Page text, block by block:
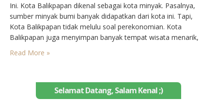
Ini. Kota Balikpapan dikenal sebagai kota minyak. Pasalnya,
sumber minyak bumi banyak didapatkan dari kota ini. Tapi,
Kota Balikpapan tidak melulu soal perekonomian. Kota
Balikpapan juga menyimpan banyak tempat wisata menarik,
malam. Nah, bagi Anda yang ingin menikmati suasana malam
Read More »
Selamat Datang, Salam Kenal ;)